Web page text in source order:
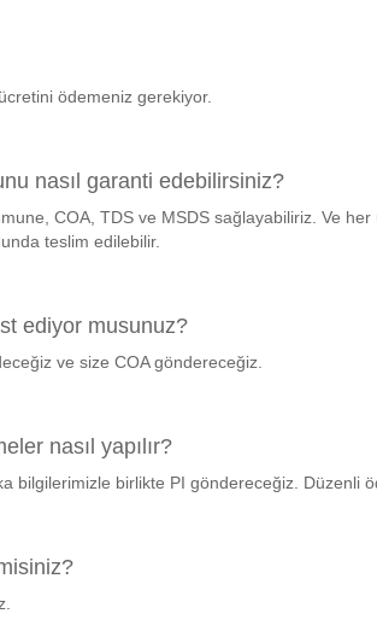
ödemeniz gerekiyor.
nasıl garanti edebilirsiniz?
COA, TDS ve MSDS sağlayabiliriz. Ve
teslim edilebilir.
ediyor musunuz?
ve size COA göndereceğiz.
nasıl yapılır?
bilgilerimizle birlikte PI göndereceğiz. Düzenli